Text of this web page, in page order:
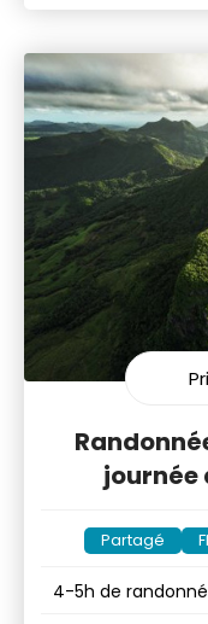
journée
Partagé
4-5h de